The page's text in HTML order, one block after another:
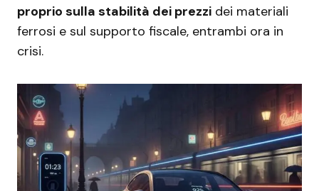
proprio sulla stabilità dei prezzi dei materiali
ferrosi e sul supporto fiscale, entrambi ora in
crisi.